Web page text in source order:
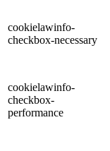
cookielawinfo-
checkbox-necessary
cookielawinfo-
checkbox-
performance